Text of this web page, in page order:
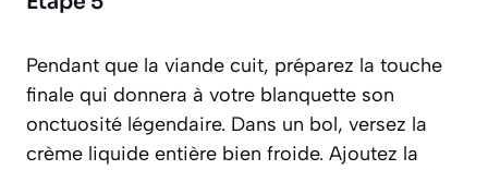
Pendant que la viande cuit, préparez la touche
finale qui donnera à votre blanquette son
onctuosité légendaire. Dans un bol, versez la
crème liquide entière bien froide. Ajoutez la